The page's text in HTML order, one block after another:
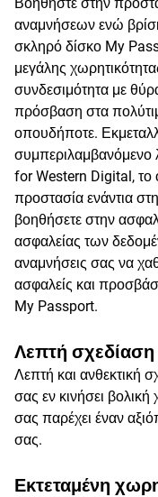
αναμνήσεων ενώ
σκληρό δίσκο My
μεγάλης
συνδεσιμότητα με
πρόσβαση στα
οπουδήποτε.
συμπεριλαμβανόμενο
for Western Digital, το
προστασία ενάντια
βοηθήσετε στην
ασφαλείας των
αναμνήσεις σας να
ασφαλείς και
My Passport.
Λεπτή σχεδίαση
Λεπτή και ανθεκτική
σας εν κινήσει
σας παρέχει έναν
σας.
Εκτεταμένη